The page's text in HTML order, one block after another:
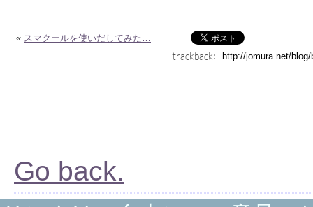
« スマクールを使いだしてみた…
trackback:
Go back.